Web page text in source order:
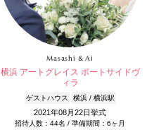
Masashi & Ai
横浜 アートグレイス ポートサイドヴ
ィラ
ゲストハウス 横浜 / 横浜駅
2021年08月22日挙式
招待人数：44名 / 準備期間：6ヶ月